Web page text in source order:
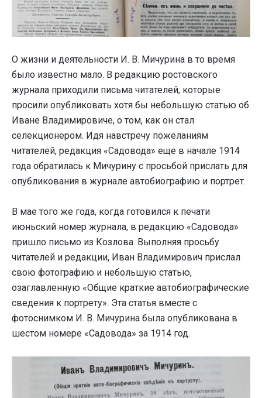
О жизни и деятельности И. В. Мичурина в то время
было известно мало. В редакцию ростовского
журнала приходили письма читателей, которые
просили опубликовать хотя бы небольшую статью об
Иване Владимировиче, о том, как он стал
селекционером. Идя навстречу пожеланиям
читателей, редакция «Садовода» еще в начале 1914
года обратилась к Мичурину с просьбой прислать для
опубликования в журнале автобиографию и портрет.
В мае того же года, когда готовился к печати
июньский номер журнала, в редакцию «Садовода»
пришло письмо из Козлова. Выполняя просьбу
читателей и редакции, Иван Владимирович прислал
свою фотографию и небольшую статью,
озаглавленную «Общие краткие автобиографические
сведения к портрету». Эта статья вместе с
фотоснимком И. В. Мичурина была опубликована в
шестом номере «Садовода» за 1914 год.